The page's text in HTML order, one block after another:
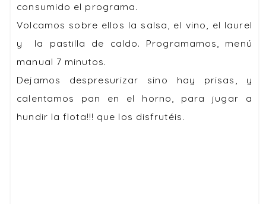
consumido el programa.
Volcamos sobre ellos la salsa, el vino, el laurel
y la pastilla de caldo. Programamos, menú
manual 7 minutos.
Dejamos despresurizar sino hay prisas, y
calentamos pan en el horno, para jugar a
hundir la flota!!! que los disfrutéis.